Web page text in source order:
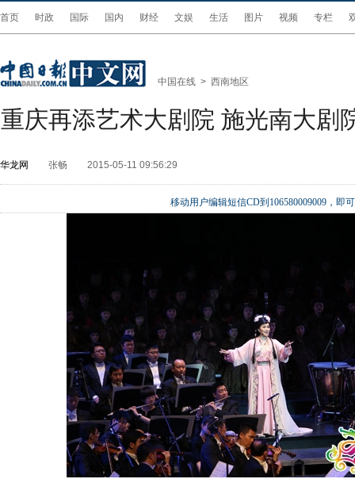
首页 时政 国际 国内 财经 文娱 生活 图片 视频 专栏
中国在线 > 西南地区
重庆再添艺术大剧院 施光南大剧
华龙网 张畅 2015-05-11 09:56:29
移动用户编辑短信CD到106580009009，即